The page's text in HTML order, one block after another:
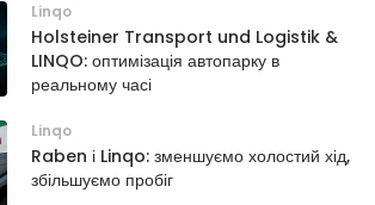
Linqo
Holsteiner Transport und Logistik &
LINQO: оптимізація автопарку в
реальному часі
Linqo
Raben і Linqo: зменшуємо холостий хід,
збільшуємо пробіг